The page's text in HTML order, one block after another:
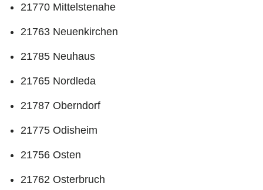
21770 Mittelstenahe
21763 Neuenkirchen
21785 Neuhaus
21765 Nordleda
21787 Oberndorf
21775 Odisheim
21756 Osten
21762 Osterbruch